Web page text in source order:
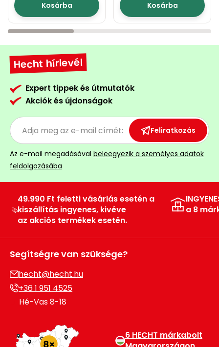
Kosárba Kosárba
Hecht hírlevél
Expert tippek és útmutatók
Akciók és újdonságok
Feliratkozás
Az e-mail megadásával beleegyezik a személyes adatok
feldolgozásába
49.990 Ft feletti vásárlás esetén a
kiszállítás ingyenes, kivéve
az akciós termékek esetén.
a 8
Segítségre van szüksége?
hecht@hecht.hu
+36 1 951 4525
Hé-Vas 8-18
6 HECHT márkabolt